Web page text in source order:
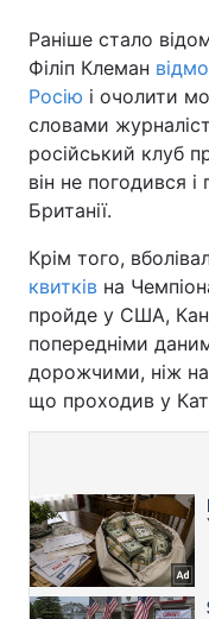
Раніше стало
Філіп Клеман
Росію і очолити
словами
російський клуб
він не погодився
Британії.
Крім того,
квитків на
пройде у США,
попередніми
дорожчими, ніж на
що проходив у